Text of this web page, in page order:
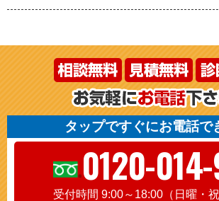
タップですぐにお電話で
0120-
受付時間 9:00～18:00（日曜・祝